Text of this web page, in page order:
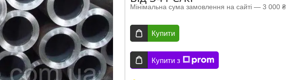
Мінімальна сума замовлення на сайті — 3 000 ₴
Купити
Купити з